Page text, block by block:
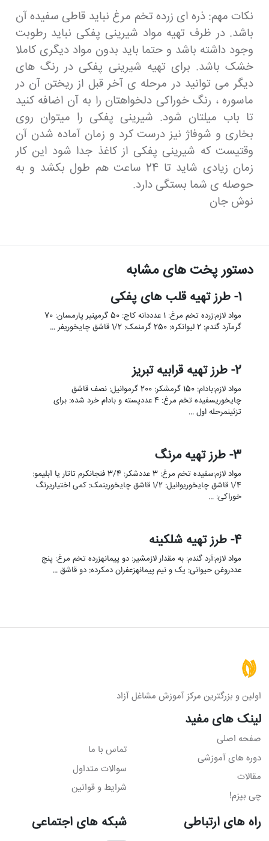
نکات مهم: ذره ای زرده تخم مرغ نباید قاطی سفیده آن
باشد. در ظرف تهیه مواد شیرینی پفکی نباید رطوبت
وجود داشته باشد و حتما باید بدون مواد دیگری کاملا
خشک باشد. برای تهیه شیرینی پفکی در رنگ های
دیگر می توانید در مرحله ی آخر قبل از ریختن آن در
ماسوره ، رنگ خوراکی دلخواهتان را به آن اضافه کنید
تا باب میلتان شود. شیرینی پفکی را میتوان روی
بخاری و شوفاژ نیز درست کرد و زمان آماده شدن آن
وقتیست که شیرینی پفکی از کاغذ جدا شود این کار
زمان زیادی شاید تا 24 ساعت هم طول بکشد و به
حوصله ی شما بستگی دارد.
نوش جان
دستور پخت های مشابه
1- طرز تهیه قلب های پفکی
مواد لازم:زرده تخم مرغ: 1 عدددانه کاج: 50 گرمپنیر پارمسان: 70
گرمآرد گندم: 2 لیوانکره: 250 گرمنمک: 1/2 قاشق چایخوریفر …
2- طرز تهیه قرابیه تبریز
مواد لازم:بادام: 150 گرمشکر: 200 گرموانیل: نصف قاشق
چایخوریسفیده تخم مرغ: 4 عددپسته و بادام خرد شده: برای
تزئینمرحله اول …
3- طرز تهیه مرنگ
مواد لازم:سفیده تخم مرغ: 3 عددشکر: 3/4 فنجانکرم تاتار یا آبلیمو:
1/4 قاشق چایخوریوانیل: 1/2 قاشق چایخورینمک: کمی اختیاریرنگ
خوراکی: …
4- طرز تهیه شلکینه
مواد لازم:آرد گندم: به مقدار لازمشیر: دو پیمانهزرده تخم مرغ: پنج
عددروغن حیوانی: یک و نیم پیمانهزعفران دمکرده: دو قاشق …
اولین و بزرگترین مرکز آموزش مشاغل آزاد
لینک های مفید
صفحه اصلی
دوره های آموزشی
مقالات
چی بپزم!
تماس با ما
سوالات متداول
شرایط و قوانین
راه های ارتباطی شبکه های اجتماعی